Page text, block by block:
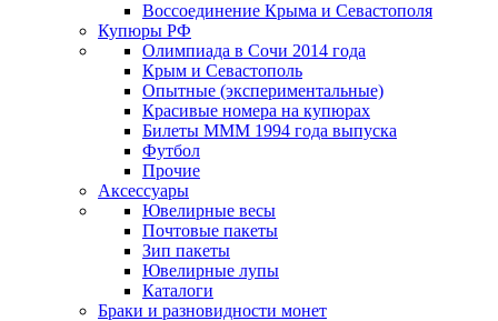
Воссоединение Крыма и Севастополя
Купюры РФ
Олимпиада в Сочи 2014 года
Крым и Севастополь
Опытные (экспериментальные)
Красивые номера на купюрах
Билеты МММ 1994 года выпуска
Футбол
Прочие
Аксессуары
Ювелирные весы
Почтовые пакеты
Зип пакеты
Ювелирные лупы
Каталоги
Браки и разновидности монет